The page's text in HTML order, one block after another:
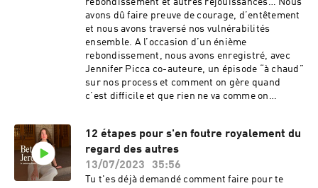
confidentialite pour plus d'informations.
les femmes qui souhaitent comprendre les
enjeux de leur vie amoureuse et trouver leur
place dans le monde des rencontres.Bonne
écoute !.....................................................Être
épanouie en amour demande beaucoup d’estime
de soi et d’amour pour soi même.Je vous
enseigne dans mon programme Libre &
relations.Découvrez le programme ici
.....................................................🎧 Pour
aller plus loin, je t’invite à télécharger la séance
audio d'hypnose guidée gratuite en cliquant
rebondissement et autres réjouissances… Nous
avons dû faire preuve de courage, d’entêtement
et nous avons traversé nos vulnérabilités
ensemble. A l’occasion d’un énième
rebondissement, nous avons enregistré, avec
Jennifer Picca co-auteure, un épisode “à chaud”
sur nos process et comment on gère quand
c’est difficile et que rien ne va comme on
courage de continuer de croire en vos rêves et
vos projets.Tu peux précommander notre Oracle
et découvrir nos hypnoses guidées ici :
https://tinyurl.com/yo97fyt6Une soirée hypnose
12 étapes pour s'en foutre royalement du
regard des autres
13/07/2023
35:56
Tu t'es déjà demandé comment faire pour te